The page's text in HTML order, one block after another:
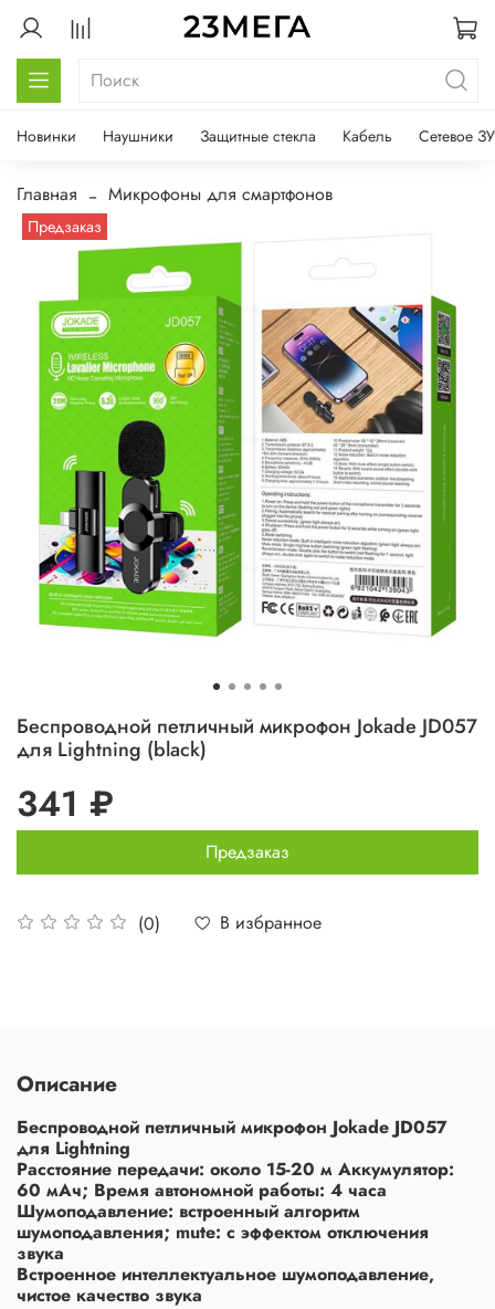
Новинки Наушники Защитные стекла Кабель Сетевое ЗУ
Главная Микрофоны для смартфонов
Предзаказ
Беспроводной петличный микрофон Jokade JD057
для Lightning (black)
(0) В избранное
341 ₽
Предзаказ
Описание
Беспроводной петличный микрофон Jokade JD057
для Lightning
Расстояние передачи: около 15-20 м Аккумулятор:
60 мАч; Время автономной работы: 4 часа
Шумоподавление: встроенный алгоритм
шумоподавления; mute: с эффектом отключения
звука
Встроенное интеллектуальное шумоподавление,
чистое качество звука